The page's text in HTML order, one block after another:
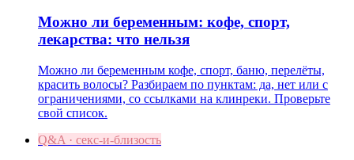
Можно ли беременным: кофе, спорт,
лекарства: что нельзя
Можно ли беременным кофе, спорт, баню, перелёты,
красить волосы? Разбираем по пунктам: да, нет или с
ограничениями, со ссылками на клинреки. Проверьте
свой список.
Q&A · секс-и-близость